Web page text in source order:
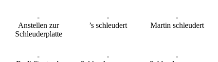
Anstellen zur
Schleuderplatte
’s schleudert Martin schleudert